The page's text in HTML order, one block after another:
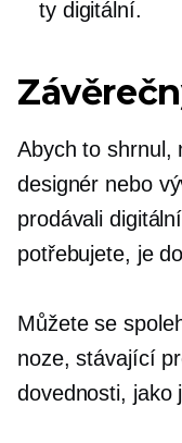
ty digitální.
Abych to shrnul,
designér nebo
prodávali
potřebujete, je
Můžete se
noze, stávající
dovednosti, jako